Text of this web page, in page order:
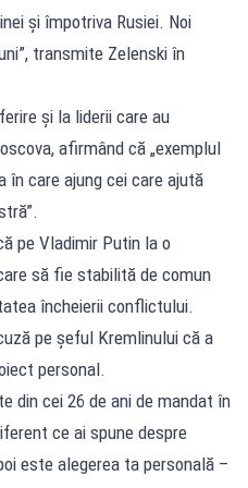
și împotriva Rusiei. Noi
transmite Zelenski în
și la liderii care au
afirmând că „exemplul
în care ajung cei care ajută
pe Vladimir Putin la o
să fie stabilită de comun
încheierii conflictului.
pe șeful Kremlinului că a
personal.
din cei 26 de ani de mandat în
ce ai spune despre
este alegerea ta personală –